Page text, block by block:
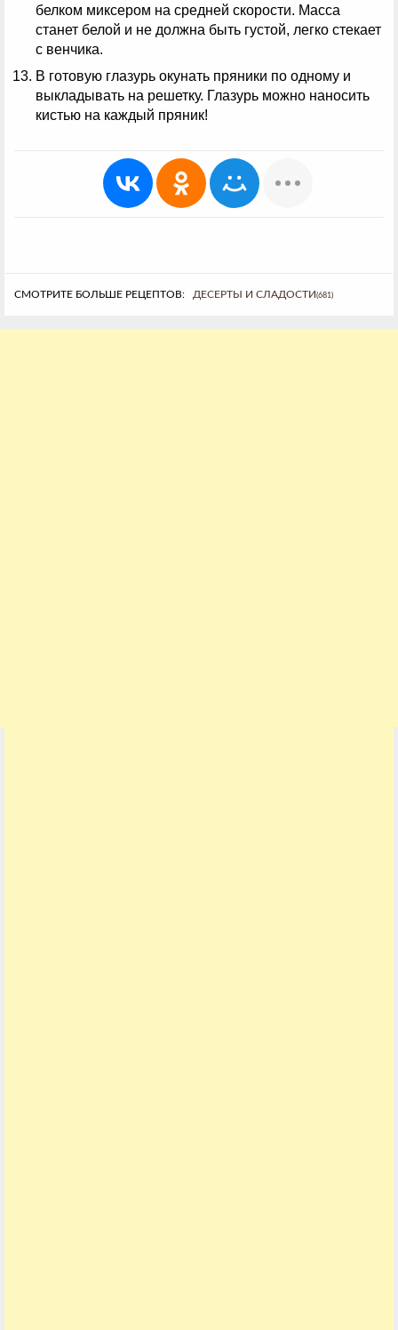
белком миксером на средней скорости. Масса
станет белой и не должна быть густой, легко стекает
с венчика.
В готовую глазурь окунать пряники по одному и
выкладывать на решетку. Глазурь можно наносить
кистью на каждый пряник!
СМОТРИТЕ БОЛЬШЕ РЕЦЕПТОВ: ДЕСЕРТЫ И СЛАДОСТИ(681)